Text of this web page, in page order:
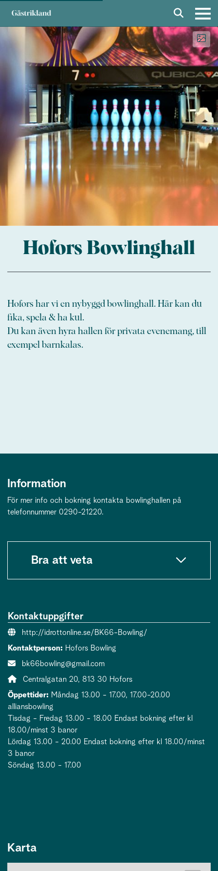
Hofors Bowlinghall
Hofors har vi en nybyggd bowlinghall. Här kan du
fika, spela & ha kul.
Du kan även hyra hallen för privata evenemang, till
exempel barnkalas.
Information
För mer info och bokning kontakta bowlinghallen på
telefonnummer 0290-21220.
Bra att veta
Kontaktuppgifter
Webbsida:
http://idrottonline.se/BK66-Bowling/
Kontaktperson: Hofors Bowling
E-post:
bk66bowling@gmail.com
Adress:
Centralgatan 20, 813 30 Hofors
Öppettider: Måndag 13.00 - 17.00, 17.00-20.00
alliansbowling
Tisdag - Fredag 13.00 - 18.00 Endast bokning efter kl
18.00/minst 3 banor
Lördag 13.00 - 20.00 Endast bokning efter kl 18.00/minst
3 banor
Söndag 13.00 - 17.00
Karta